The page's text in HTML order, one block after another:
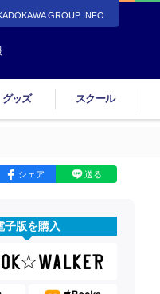
GROUP INFO
グッズ スクール
シェア 送る
子版を購入